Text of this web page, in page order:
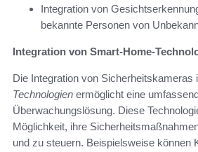
Integration von
bekannte Personen von
Integration von Smart-Home-
Die Integration von Sicherheitskameras
Technologien ermöglicht eine
Überwachungslösung. Diese
Möglichkeit, ihre
und zu steuern. Beispielsweise können